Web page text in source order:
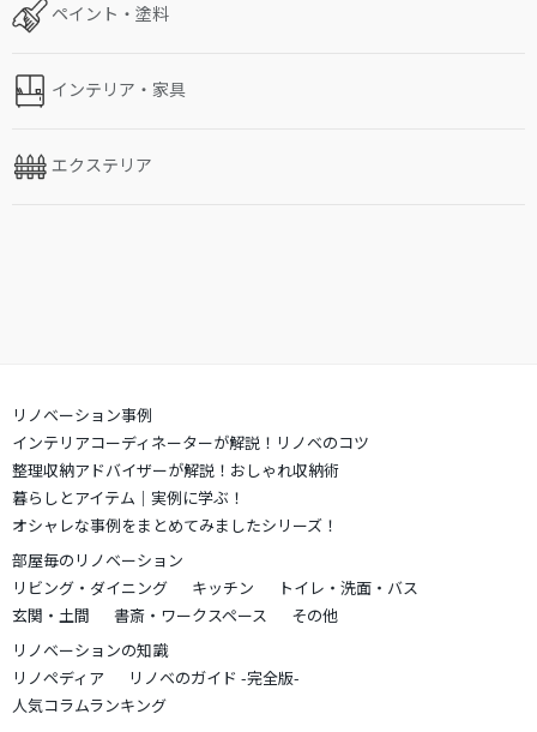
ペイント・塗料
インテリア・家具
エクステリア
リノベーション事例
インテリアコーディネーターが解説！リノベのコツ
整理収納アドバイザーが解説！おしゃれ収納術
暮らしとアイテム｜実例に学ぶ！
オシャレな事例をまとめてみましたシリーズ！
部屋毎のリノベーション
リビング・ダイニング
キッチン
トイレ・洗面・バス
玄関・土間
書斎・ワークスペース
その他
リノベーションの知識
リノペディア
リノベのガイド -完全版-
人気コラムランキング